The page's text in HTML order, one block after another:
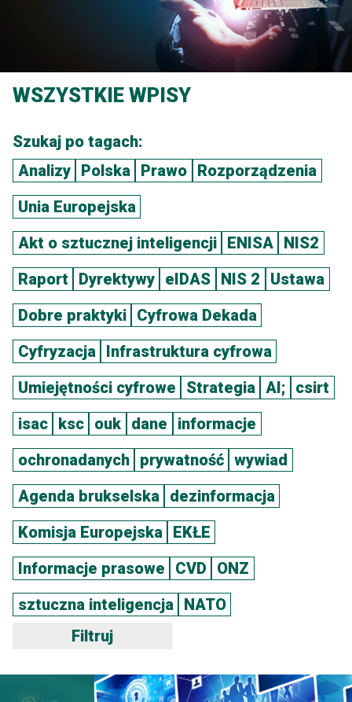
WSZYSTKIE WPISY
Szukaj po tagach:
Analizy
Polska Prawo Rozporządzenia
Unia Europejska
Akt o sztucznej inteligencji
ENISA NIS2
Raport
Dyrektywy eIDAS NIS 2
Ustawa
Dobre praktyki
Cyfrowa Dekada
Cyfryzacja
Infrastruktura cyfrowa
Umiejętności cyfrowe
Strategia AI; csirt
isac
ksc ouk dane
informacje
ochronadanych
prywatność wywiad
Agenda brukselska
dezinformacja
Komisja Europejska
EKŁE
Informacje prasowe
CVD
ONZ
sztuczna inteligencja
NATO